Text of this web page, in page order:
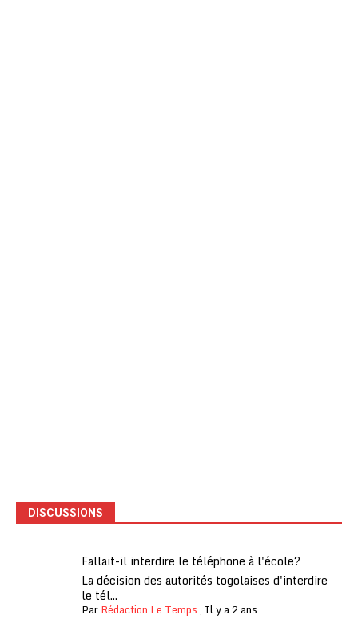
DISCUSSIONS
Fallait-il interdire le téléphone à l'école?
La décision des autorités togolaises d'interdire
le tél...
ParRédaction Le Temps, Il y a 2 ans